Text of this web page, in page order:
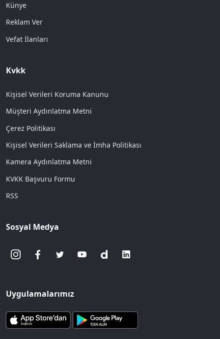
Künye
Reklam Ver
Vefat İlanları
Kvkk
Kişisel Verileri Koruma Kanunu
Müşteri Aydınlatma Metni
Çerez Politikası
Kişisel Verileri Saklama ve İmha Politikası
Kamera Aydınlatma Metni
KVKK Başvuru Formu
RSS
Sosyal Medya
Uygulamalarımız